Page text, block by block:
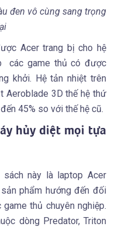
đen vô cùng sang trọng
Acer trang bị cho hệ
các game thủ có được
khởi. Hệ tản nhiệt trên
Aeroblade 3D thế hệ thứ
45% so với thế hệ cũ.
hủy diệt mọi tựa
này là laptop Acer
phẩm hướng đến đối
thủ chuyên nghiệp.
dòng Predator, Triton